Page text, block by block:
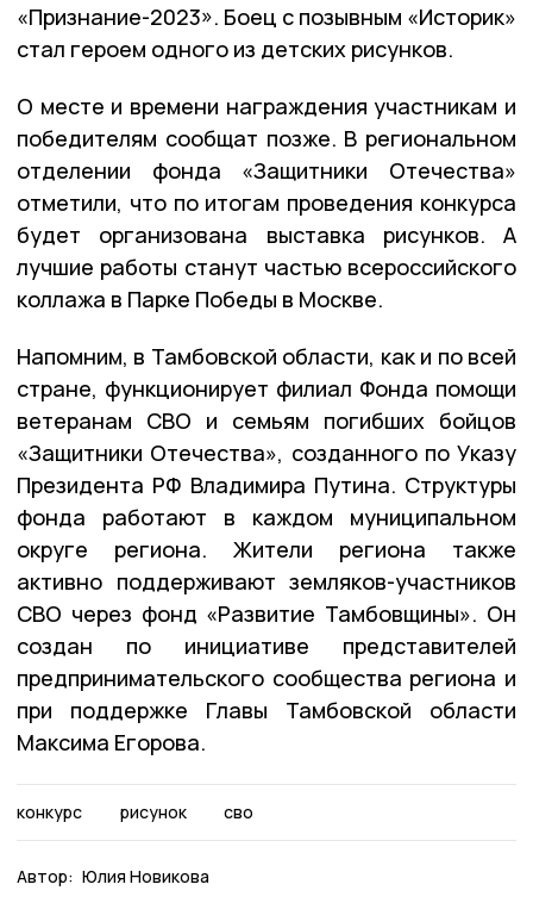
«Признание-2023». Боец с позывным «Историк»
стал героем одного из детских рисунков.
О месте и времени награждения участникам и
победителям сообщат позже. В региональном
отделении фонда «Защитники Отечества»
отметили, что по итогам проведения конкурса
будет организована выставка рисунков. А
лучшие работы станут частью всероссийского
коллажа в Парке Победы в Москве.
Напомним, в Тамбовской области, как и по всей
стране, функционирует филиал Фонда помощи
ветеранам СВО и семьям погибших бойцов
«Защитники Отечества», созданного по Указу
Президента РФ Владимира Путина. Структуры
фонда работают в каждом муниципальном
округе региона. Жители региона также
активно поддерживают земляков-участников
СВО через фонд «Развитие Тамбовщины». Он
создан по инициативе представителей
предпринимательского сообщества региона и
при поддержке Главы Тамбовской области
Максима Егорова.
конкурс рисунок сво
Автор: Юлия Новикова